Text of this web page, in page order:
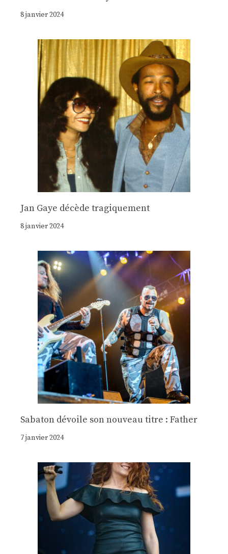
8 janvier 2024
Jan Gaye décède tragiquement
8 janvier 2024
Sabaton dévoile son nouveau titre : Father
7 janvier 2024